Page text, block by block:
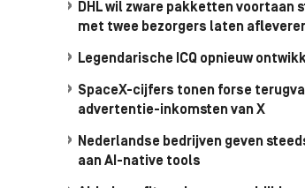
DHL wil zware pakketten voortaan
met twee bezorgers laten
Legendarische ICQ opnieuw
SpaceX-cijfers tonen forse
advertentie-inkomsten van X
Nederlandse bedrijven geven
aan AI-native tools